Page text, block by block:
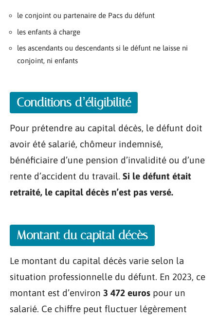
le conjoint ou partenaire de Pacs du défunt
les enfants à charge
les ascendants ou descendants si le défunt ne laisse ni
conjoint, ni enfants
Conditions d’éligibilité
Pour prétendre au capital décès, le défunt doit
avoir été salarié, chômeur indemnisé,
bénéficiaire d’une pension d’invalidité ou d’une
rente d’accident du travail. Si le défunt était
retraité, le capital décès n’est pas versé.
Montant du capital décès
Le montant du capital décès varie selon la
situation professionnelle du défunt. En 2023, ce
montant est d’environ 3 472 euros pour un
salarié. Ce chiffre peut fluctuer légèrement